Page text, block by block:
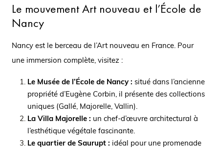
Le mouvement Art nouveau et l’École de
Nancy
Nancy est le berceau de l’Art nouveau en France. Pour
une immersion complète, visitez :
Le Musée de l’École de Nancy : situé dans l’ancienne
propriété d’Eugène Corbin, il présente des collections
uniques (Gallé, Majorelle, Vallin).
La Villa Majorelle : un chef-d’œuvre architectural à
l’esthétique végétale fascinante.
Le quartier de Saurupt : idéal pour une promenade